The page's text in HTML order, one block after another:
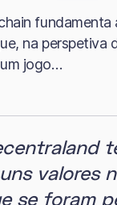
fundamenta
na perspetiva
jogo…
valores
se foram